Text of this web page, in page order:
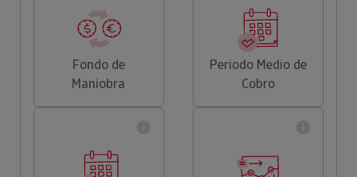
Fondo de
Maniobra
Periodo Medio de
Cobro